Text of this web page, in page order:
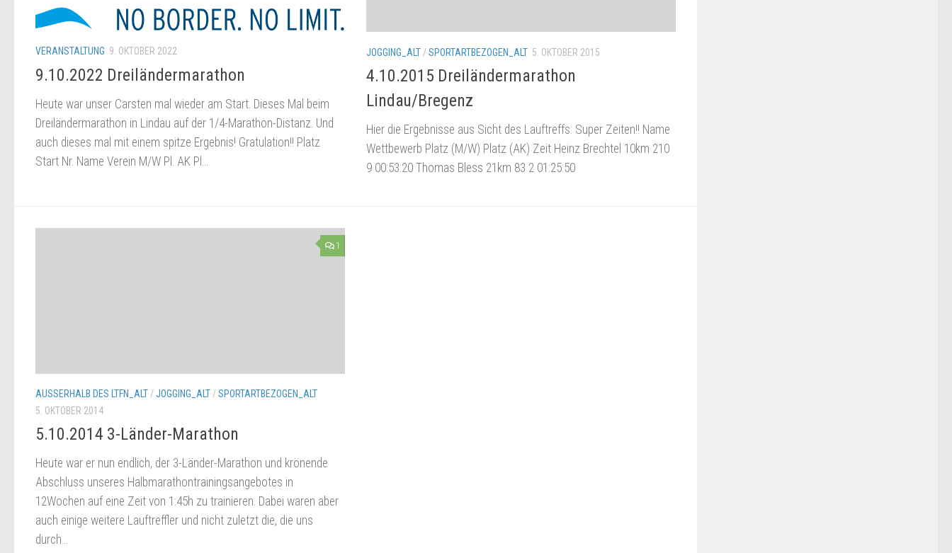
VERANSTALTUNG 9. OKTOBER 2022
9.10.2022 Dreiländermarathon
Heute war unser Carsten mal wieder am Start. Dieses Mal beim
Dreiländermarathon in Lindau auf der 1/4-Marathon-Distanz. Und
auch dieses mal mit einem spitze Ergebnis! Gratulation!! Platz
Start Nr. Name Verein M/W Pl. AK Pl...
JOGGING_ALT /SPORTARTBEZOGEN_ALT 5. OKTOBER 2015
4.10.2015 Dreiländermarathon
Lindau/Bregenz
Hier die Ergebnisse aus Sicht des Lauftreffs: Super Zeiten!! Name
Wettbewerb Platz (M/W) Platz (AK) Zeit Heinz Brechtel 10km 210
9 00:53:20 Thomas Bless 21km 83 2 01:25:50
1
AUSSERHALB DES LTFN_ALT /JOGGING_ALT /SPORTARTBEZOGEN_ALT
5. OKTOBER 2014
5.10.2014 3-Länder-Marathon
Heute war er nun endlich, der 3-Länder-Marathon und krönende
Abschluss unseres Halbmarathontrainingsangebotes in
12Wochen auf eine Zeit von 1:45h zu trainieren. Dabei waren aber
auch einige weitere Lauftreffler und nicht zuletzt die, die uns
durch...